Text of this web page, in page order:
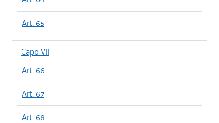
Art. 65
Capo VII
Art. 66
Art. 67
Art. 68